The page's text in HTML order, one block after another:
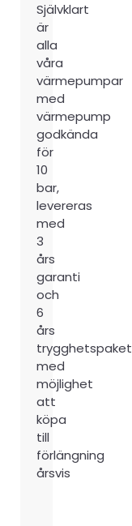
Självklart
är
alla
våra
värmepumpar
med
värmepump
godkända
för
10
bar,
levereras
med
3
års
garanti
och
6
års
trygghetspaket
med
möjlighet
att
köpa
till
förlängning
årsvis